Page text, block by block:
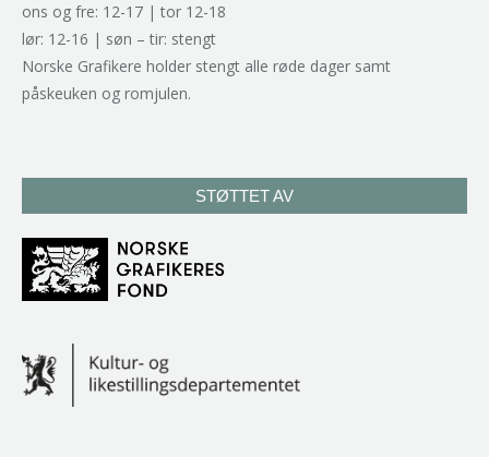
ons og fre: 12-17 | tor 12-18
lør: 12-16 | søn – tir: stengt
Norske Grafikere holder stengt alle røde dager samt
påskeuken og romjulen.
STØTTET AV